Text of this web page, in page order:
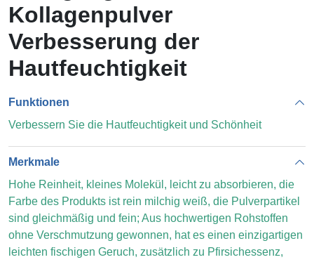
Kollagenpulver
Verbesserung der
Hautfeuchtigkeit
Funktionen
Verbessern Sie die Hautfeuchtigkeit und Schönheit
Merkmale
Hohe Reinheit, kleines Molekül, leicht zu absorbieren, die
Farbe des Produkts ist rein milchig weiß, die Pulverpartikel
sind gleichmäßig und fein; Aus hochwertigen Rohstoffen
ohne Verschmutzung gewonnen, hat es einen einzigartigen
leichten fischigen Geruch, zusätzlich zu Pfirsichessenz,